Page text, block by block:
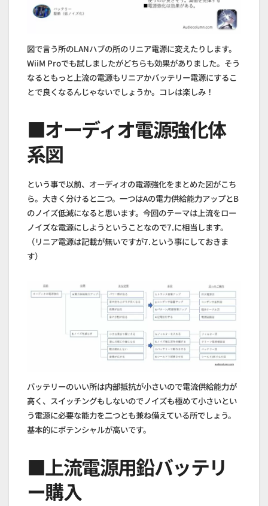
図で言う所のLANハブの所のリニア電源に変えたりします。
WiiM Proでも試しましたがどちらも効果がありました。そう
なるともっと上流の電源もリニアかバッテリー電源にするこ
とで良くなるんじゃないでしょうか。コレは楽しみ！
■オーディオ電源強化体
系図
という事で以前、オーディオの電源強化をまとめた図がこち
ら。大きく分けると二つ。一つはAの電力供給能力アップとB
のノイズ低減になると思います。今回のテーマは上流をロー
ノイズな電源にしようということなので7.に相当します。
（リニア電源は記載が無いですが7.という事にしておきま
す）
バッテリーのいい所は内部抵抗が小さいので電流供給能力が
高く、スイッチングもしないのでノイズも極めて小さいとい
う電源に必要な能力を二つとも兼ね備えている所でしょう。
基本的にポテンシャルが高いです。
■上流電源用鉛バッテリ
ー購入